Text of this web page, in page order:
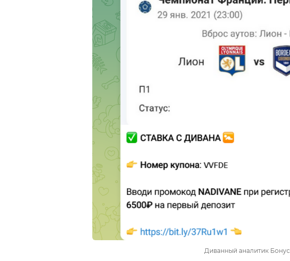
Диванный аналитик Бонус